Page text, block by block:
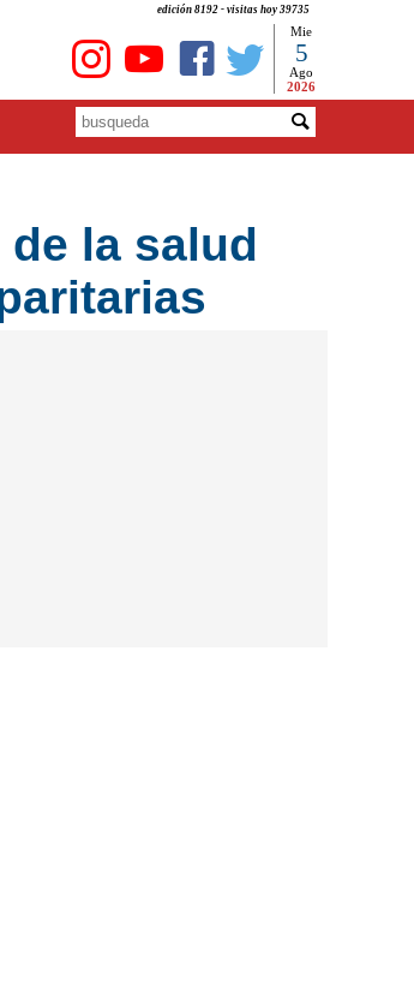
edición 8192 - visitas hoy 39735
Mie
5
Ago
2026
la salud